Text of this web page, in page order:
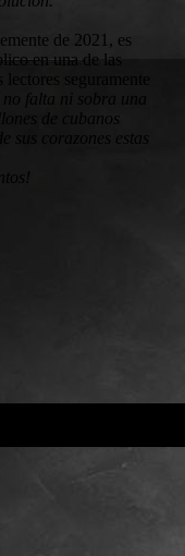
de 2021, es
en una de las
seguramente
no falta ni sobra una
de cubanos
sus corazones estas